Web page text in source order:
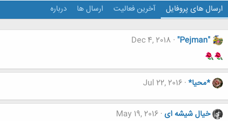
ارسال های پروفایل آخرین فعالیت ارسال ها درباره
"Pejman"
Dec 4, 2018
*محیا* Jul 22, 2016
خیال شیشه ای May 19, 2016